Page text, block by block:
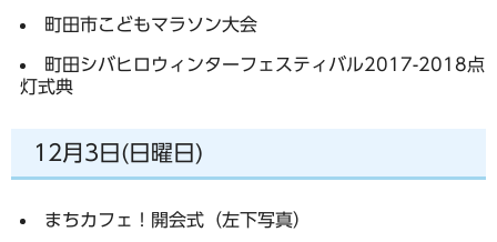
町田市こどもマラソン大会
町田シバヒロウィンターフェスティバル2017-2018点
灯式典
12月3日(日曜日)
まちカフェ！開会式（左下写真）